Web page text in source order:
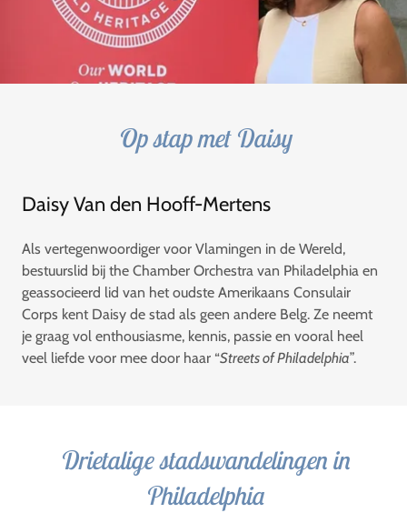
Op stap met Daisy
Daisy Van den Hooff-Mertens
Als vertegenwoordiger voor Vlamingen in de Wereld,
bestuurslid bij the Chamber Orchestra van Philadelphia en
geassocieerd lid van het oudste Amerikaans Consulair
Corps kent Daisy de stad als geen andere Belg. Ze neemt
je graag vol enthousiasme, kennis, passie en vooral heel
veel liefde voor mee door haar “Streets of Philadelphia”.
Drietalige stadswandelingen in
Philadelphia